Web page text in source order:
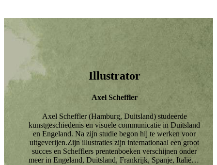
Illustrator
Axel Scheffler
Axel Scheffler (Hamburg, Duitsland) studeerde
kunstgeschiedenis en visuele communicatie in Duitsland
en Engeland. Na zijn studie begon hij te werken voor
uitgeverijen.Zijn illustraties zijn internationaal een groot
succes en Schefflers prentenboeken verschijnen onder
meer in Engeland, Duitsland, Frankrijk, Spanje, Italië en